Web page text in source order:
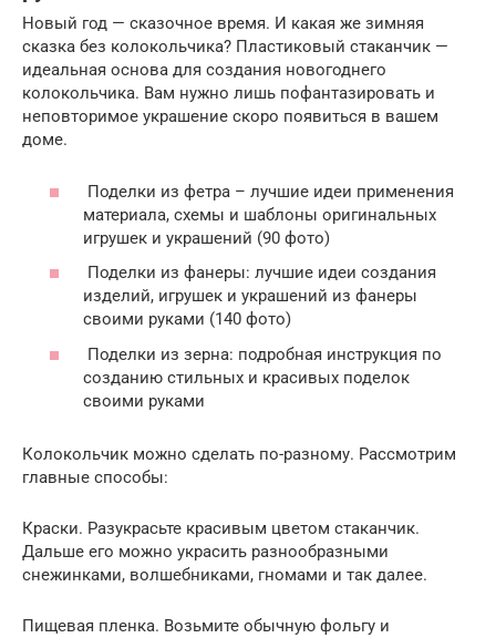
Новый год — сказочное время. И какая же зимняя
сказка без колокольчика? Пластиковый стаканчик —
идеальная основа для создания новогоднего
колокольчика. Вам нужно лишь пофантазировать и
неповторимое украшение скоро появиться в вашем
доме.
Поделки из фетра – лучшие идеи применения
материала, схемы и шаблоны оригинальных
игрушек и украшений (90 фото)
Поделки из фанеры: лучшие идеи создания
изделий, игрушек и украшений из фанеры
своими руками (140 фото)
Поделки из зерна: подробная инструкция по
созданию стильных и красивых поделок
своими руками
Колокольчик можно сделать по-разному. Рассмотрим
главные способы:
Краски. Разукрасьте красивым цветом стаканчик.
Дальше его можно украсить разнообразными
снежинками, волшебниками, гномами и так далее.
Пищевая пленка. Возьмите обычную фольгу и